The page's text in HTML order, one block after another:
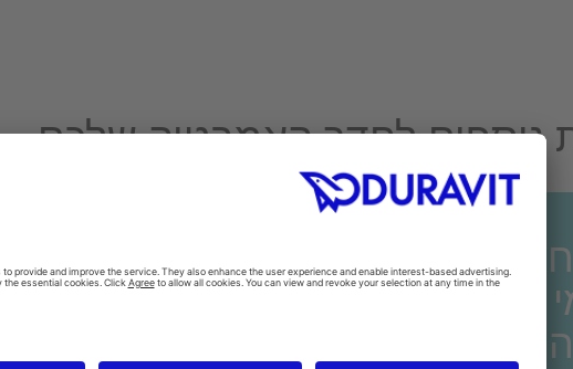
נוספים לחדר האמבטיה שלכם
חדר האמבטיה
שלכםהנה קלה
מתמיד